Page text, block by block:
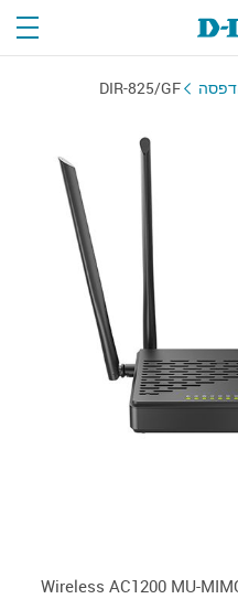
DIR-825/GF
Wireless AC1200 MU-